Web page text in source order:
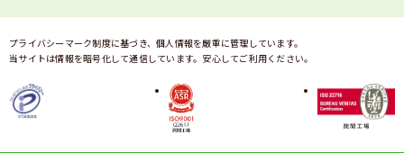
プライバシーマーク制度に基づき、個人情報を厳重に管理しています。
当サイトは情報を暗号化して通信しています。安心してご利用ください。